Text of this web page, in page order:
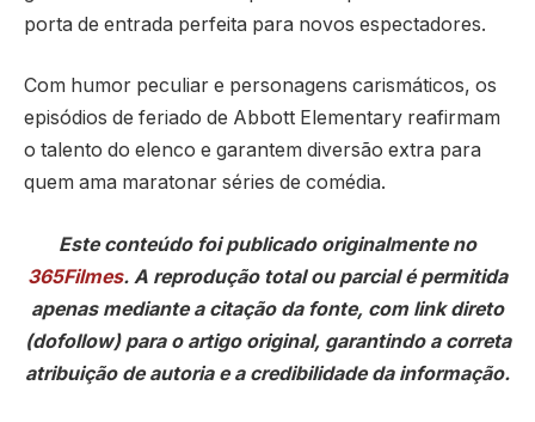
porta de entrada perfeita para novos espectadores.
Com humor peculiar e personagens carismáticos, os
episódios de feriado de Abbott Elementary reafirmam
o talento do elenco e garantem diversão extra para
quem ama maratonar séries de comédia.
Este conteúdo foi publicado originalmente no
365Filmes. A reprodução total ou parcial é permitida
apenas mediante a citação da fonte, com link direto
(dofollow) para o artigo original, garantindo a correta
atribuição de autoria e a credibilidade da informação.